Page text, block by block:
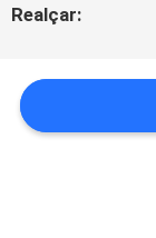
MAPA
DO
Realçar: